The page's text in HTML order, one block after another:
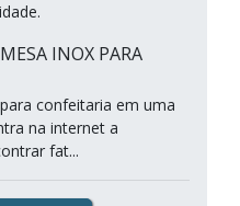
INOX PARA
confeitaria em uma
na internet a
fat...